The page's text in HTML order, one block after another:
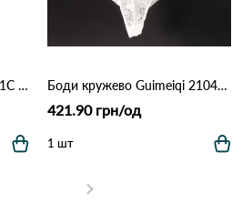
Бюстгальтер YADAILI 3011С 2,2 Персиковый Боди кружево Guimeiqi 21049 3,4 Білий
421.90 грн/од
1 шт